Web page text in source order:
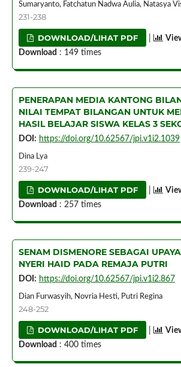
Sumaryanto, Fatchatun Nadwa Aulia, Natasya
231-238
DOWNLOAD/LIHAT PDF
Download : 149 times
PENERAPAN MEDIA KANTONG
NILAI TEMPAT BILANGAN UNTUK
HASIL BELAJAR SISWA KELAS 3
DOI: https://doi.org/10.62567/jpi.v1i2.1039
Dina Lya
239-247
DOWNLOAD/LIHAT PDF
Download : 257 times
SENAM DISMENORE SEBAGAI
NYERI HAID PADA REMAJA PUTRI
DOI: https://doi.org/10.62567/jpi.v1i2.867
Dian Furwasyih, Novria Hesti, Putri Regina
248-252
DOWNLOAD/LIHAT PDF
Download : 400 times